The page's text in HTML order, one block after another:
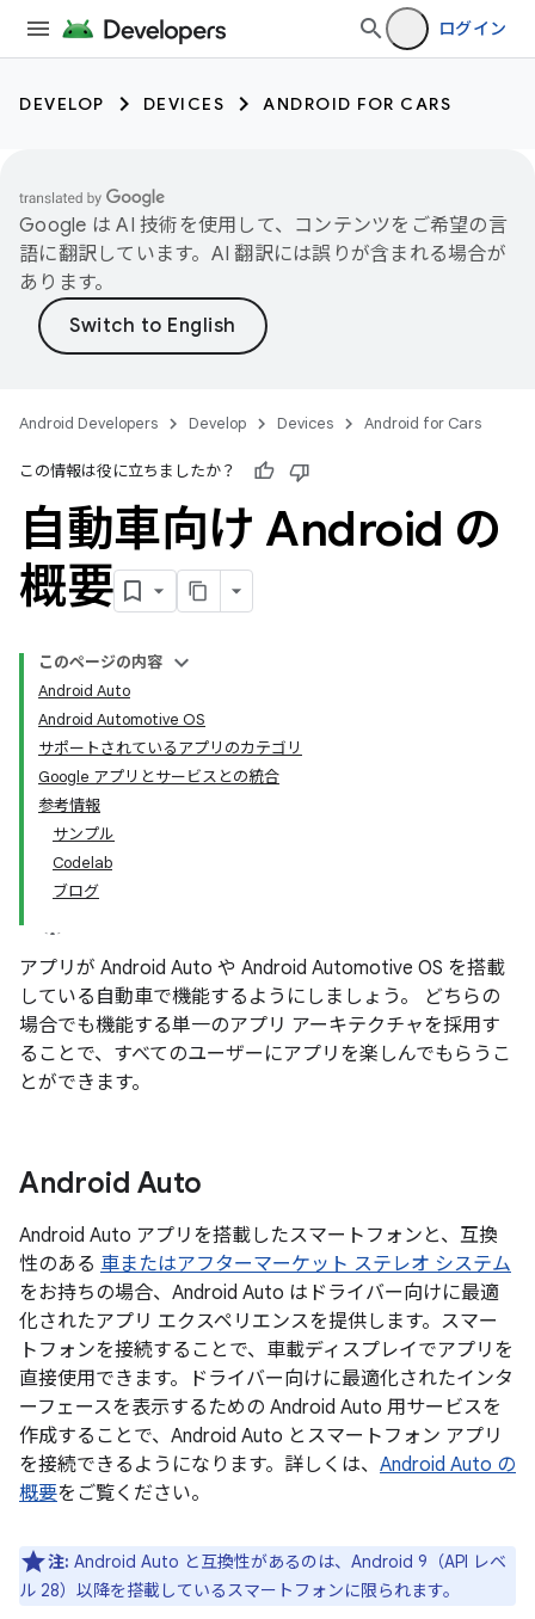
ログイン
DEVELOP DEVICES ANDROID FOR CARS
Google は AI 技術を使用して、コンテンツをご希望の言
語に翻訳しています。AI 翻訳には誤りが含まれる場合が
あります。
Android Developers Develop Devices Android for Cars
この情報は役に立ちましたか？
自動車向け Android の
概要
このページの内容
Android Auto
Android Automotive OS
サポートされているアプリのカテゴリ
Google アプリとサービスとの統合
参考情報
サンプル
Codelab
ブログ
アプリが Android Auto や Android Automotive OS を搭載
している自動車で機能するようにしましょう。 どちらの
場合でも機能する単一のアプリ アーキテクチャを採用す
ることで、すべてのユーザーにアプリを楽しんでもらうこ
とができます。
Android Auto
Android Auto アプリを搭載したスマートフォンと、互換
性のある 車またはアフターマーケット ステレオ システム
をお持ちの場合、Android Auto はドライバー向けに最適
化されたアプリ エクスペリエンスを提供します。スマー
トフォンを接続することで、車載ディスプレイでアプリを
直接使用できます。ドライバー向けに最適化されたインタ
ーフェースを表示するための Android Auto 用サービスを
作成することで、Android Auto とスマートフォン アプリ
を接続できるようになります。詳しくは、 Android Auto の
概要をご覧ください。
注: Android Auto と互換性があるのは、Android 9（API レベ
ル 28）以降を搭載しているスマートフォンに限られます。